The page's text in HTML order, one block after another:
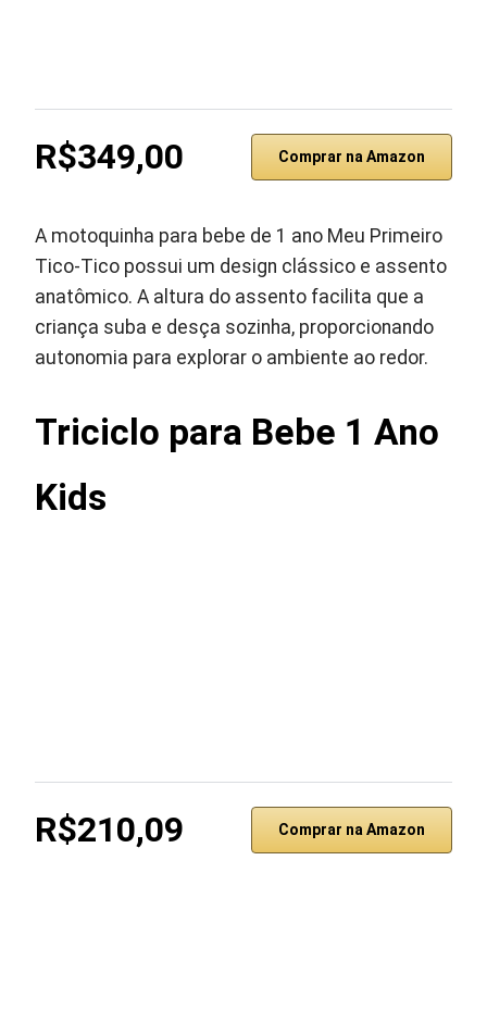
R$349,00 Comprar na Amazon
A motoquinha para bebe de 1 ano Meu Primeiro
Tico-Tico possui um design clássico e assento
anatômico. A altura do assento facilita que a
criança suba e desça sozinha, proporcionando
autonomia para explorar o ambiente ao redor.
Triciclo para Bebe 1 Ano
Kids
R$210,09 Comprar na Amazon